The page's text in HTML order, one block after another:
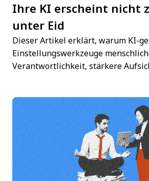
Ihre KI erscheint nicht
unter Eid
Dieser Artikel erklärt, warum KI-
Einstellungswerkzeuge
Verantwortlichkeit, stärkere